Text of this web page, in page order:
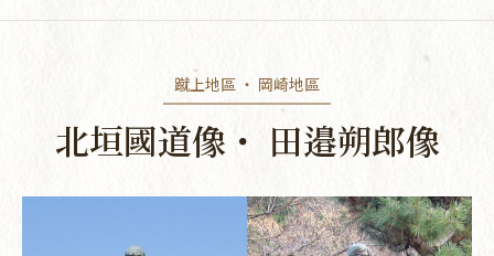
蹴上地區 ・ 岡崎地區
北垣國道像・ 田邉朔郎像